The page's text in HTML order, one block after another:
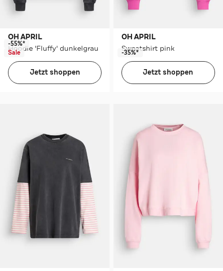
OH APRIL
Hoodie 'Fluffy' dunkelgrau
-55%*
Sale
Jetzt shoppen
OH APRIL
Sweatshirt pink
-35%*
Jetzt shoppen